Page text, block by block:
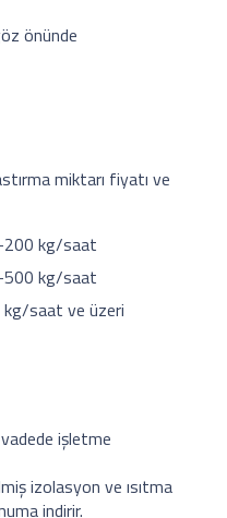
önünde
miktarı fiyatı ve
kg/saat
kg/saat
saat ve üzeri
işletme
izolasyon ve ısıtma
indirir.